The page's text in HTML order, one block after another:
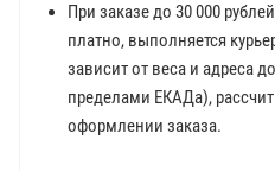
При заказе до 30 000
платно, выполняется
зависит от веса и адреса
пределами ЕКАДа),
оформлении заказа.